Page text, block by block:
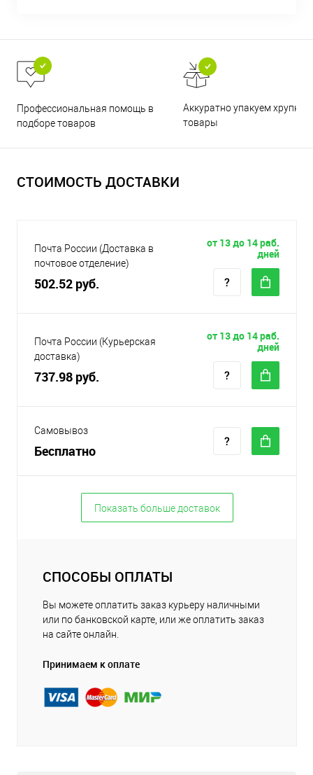
Профессиональная помощь в
подборе товаров
Аккуратно упакуем хрупкие
товары
СТОИМОСТЬ ДОСТАВКИ
Почта России (Доставка в
почтовое отделение)
502.52 руб.
от 13 до 14 раб.
дней
Почта России (Курьерская
доставка)
737.98 руб.
от 13 до 14 раб.
дней
Самовывоз
Бесплатно
Показать больше доставок
СПОСОБЫ ОПЛАТЫ
Вы можете оплатить заказ курьеру наличными
или по банковской карте, или же оплатить заказ
на сайте онлайн.
Принимаем к оплате